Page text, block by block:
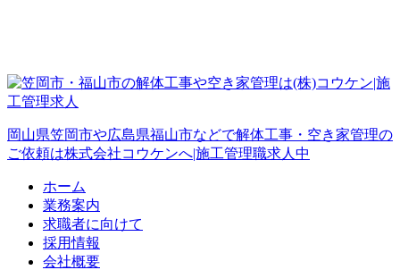
岡山県笠岡市や広島県福山市などで解体工事・空き家管理の
ご依頼は株式会社コウケンへ|施工管理職求人中
ホーム
業務案内
求職者に向けて
採用情報
会社概要